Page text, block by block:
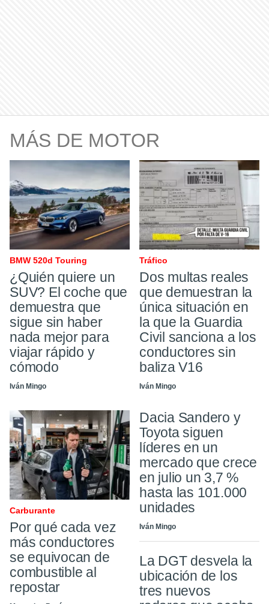
MÁS DE MOTOR
BMW 520d Touring
¿Quién quiere un
SUV? El coche que
demuestra que
sigue sin haber
nada mejor para
viajar rápido y
cómodo
Iván Mingo
Tráfico ​
Dos multas reales
que demuestran la
única situación en
la que la Guardia
Civil sanciona a los
conductores sin
baliza V16
Iván Mingo
Carburante
Por qué cada vez
más conductores
se equivocan de
combustible al
repostar
Dacia Sandero y
Toyota siguen
líderes en un
mercado que crece
en julio un 3,7 %
hasta las 101.000
unidades
Iván Mingo
La DGT desvela la
ubicación de los
tres nuevos